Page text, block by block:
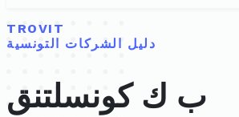
TROVIT
دليل الشركات التونسية
ب ك كونسلتنق